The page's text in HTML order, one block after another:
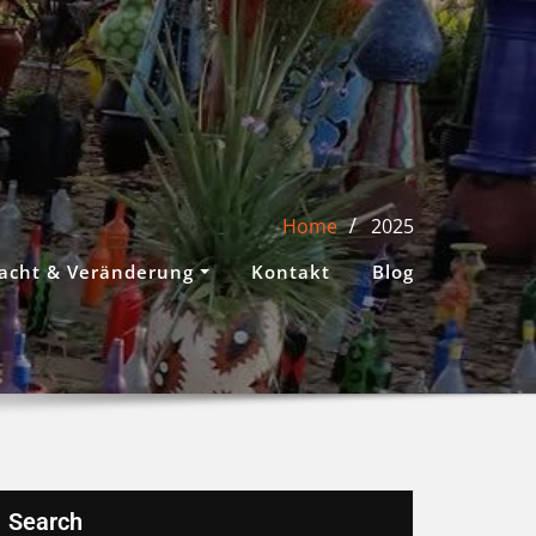
& Veränderung Kontakt Blog
Home 2025
Search